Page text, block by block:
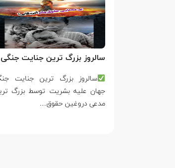
سالروز بزرگ ترین جنایت
جهان علیه بشریت توسط بزرگ
مدعی دروغین حقوق…